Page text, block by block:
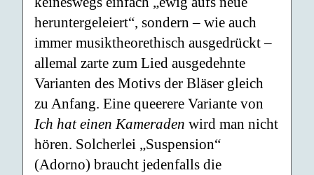
heruntergeleiert“, sondern – wie auch
immer musiktheorethisch ausgedrückt –
allemal zarte zum Lied ausgedehnte
Varianten des Motivs der Bläser gleich
zu Anfang. Eine queerere Variante von
Ich hat einen Kameraden wird man nicht
hören. Solcherlei „Suspension“
(Adorno) braucht jedenfalls die